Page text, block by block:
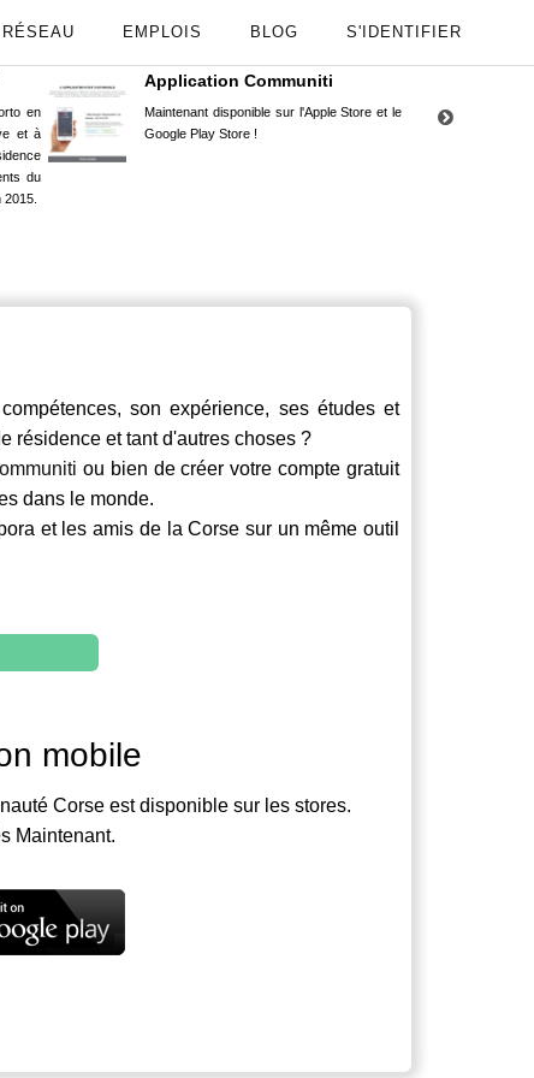
RÉSEAU EMPLOIS BLOG S'IDENTIFIER
en
et à
du
Application Communiti
Maintenant disponible sur l'Apple Store et le
Google Play Store !
son expérience, ses études et
résidence et tant d'autres choses ?
ou bien de créer votre compte gratuit
dans le monde.
et les amis de la Corse sur un même outil
mobile
Corse est disponible sur les stores.
Maintenant.